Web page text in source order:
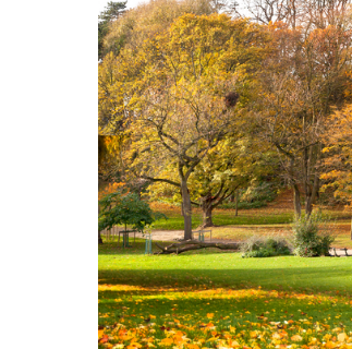
Hit enter to search or ESC to